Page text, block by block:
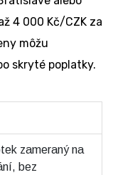
4 000 Kč/CZK za
môžu
skryté poplatky.
zameraný na
bez